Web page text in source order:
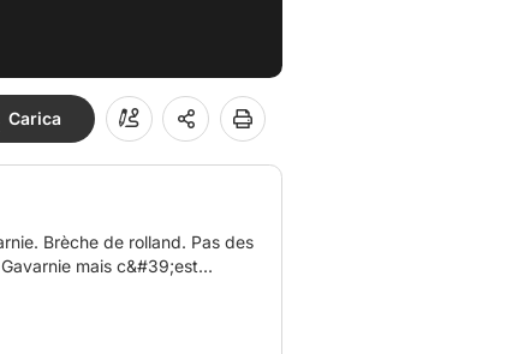
Carica
Brèche de rolland. Pas des
mais c&#39;est